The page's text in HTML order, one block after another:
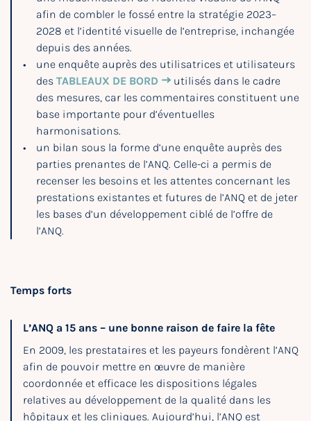
afin de combler le fossé entre la stratégie 2023–
2028 et l’identité visuelle de l’entreprise, inchangée
depuis des années.
une enquête auprès des utilisatrices et utilisateurs
desTABLEAUX DE BORD
utilisés dans le cadre
des mesures, car les commentaires constituent une
base importante pour d’éventuelles
harmonisations.
un bilan sous la forme d’une enquête auprès des
parties prenantes de l’ANQ. Celle-ci a permis de
recenser les besoins et les attentes concernant les
prestations existantes et futures de l’ANQ et de jeter
les bases d’un développement ciblé de l’offre de
l’ANQ.
Temps forts
L’ANQ a 15 ans – une bonne raison de faire la fête
En 2009, les prestataires et les payeurs fondèrent l’ANQ
afin de pouvoir mettre en œuvre de manière
coordonnée et efficace les dispositions légales
relatives au développement de la qualité dans les
hôpitaux et les cliniques. Aujourd’hui, l’ANQ est